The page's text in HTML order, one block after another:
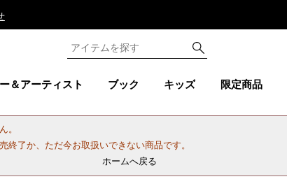
＆アーティスト ブック キッズ 限定商品
。
終了か、ただ今お取扱いできない商品です。
ホームへ戻る